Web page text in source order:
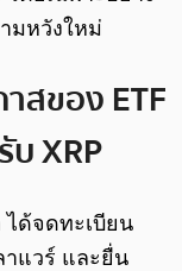
มหวังใหม่
สของ ETF
XRP
ได้จดทะเบียน
าแวร์ และยื่น